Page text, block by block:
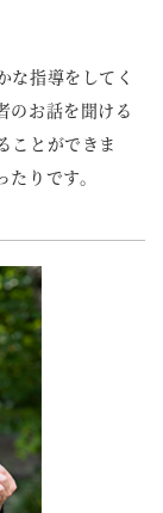
な指導をしてく
のお話を聞ける
ことができま
りです。